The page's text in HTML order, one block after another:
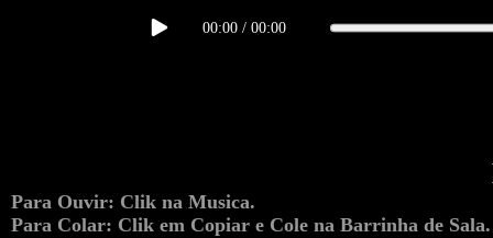
00:00 / 00:00
Para Ouvir: Clik na Musica.
Para Colar: Clik em Copiar e Cole na Barrinha de Sala.